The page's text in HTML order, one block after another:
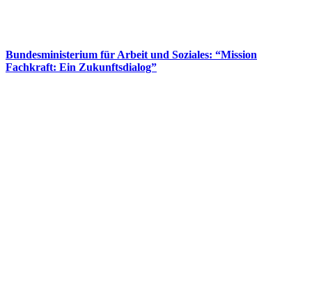
Bundesministerium für Arbeit und Soziales: “Mission
Fachkraft: Ein Zukunftsdialog”